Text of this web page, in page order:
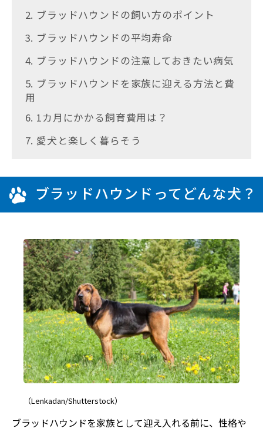
2. ブラッドハウンドの飼い方のポイント
3. ブラッドハウンドの平均寿命
4. ブラッドハウンドの注意しておきたい病気
5. ブラッドハウンドを家族に迎える方法と費
用
6. 1カ月にかかる飼育費用は？
7. 愛犬と楽しく暮らそう
ブラッドハウンドってどんな犬？
（Lenkadan/Shutterstock）
ブラッドハウンドを家族として迎え入れる前に、性格や